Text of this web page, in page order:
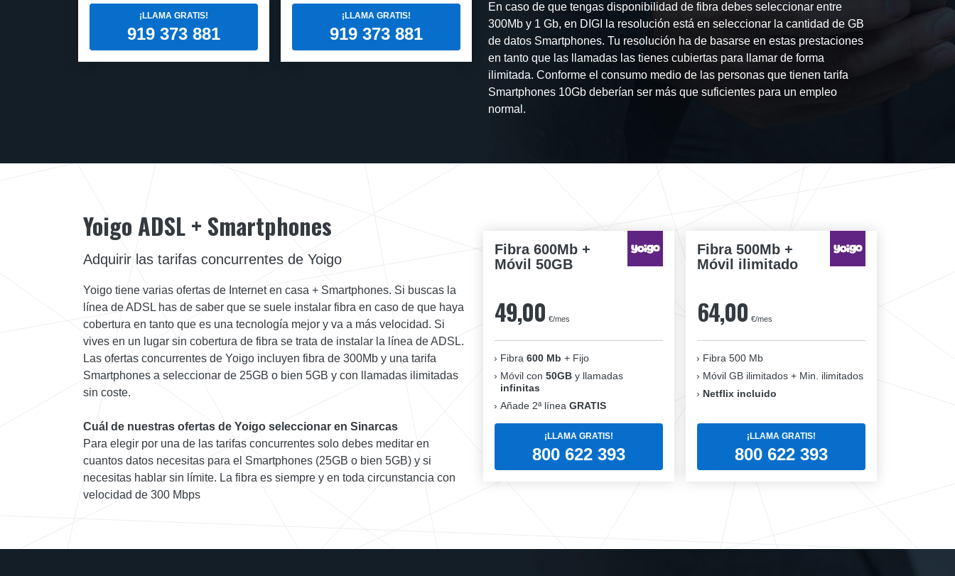
¡LLAMA GRATIS!
919 373 881
¡LLAMA GRATIS!
919 373 881
En caso de que tengas disponibilidad de fibra debes seleccionar entre
300Mb y 1 Gb, en DIGI la resolución está en seleccionar la cantidad de GB
de datos Smartphones. Tu resolución ha de basarse en estas prestaciones
en tanto que las llamadas las tienes cubiertas para llamar de forma
ilimitada. Conforme el consumo medio de las personas que tienen tarifa
Smartphones 10Gb deberían ser más que suficientes para un empleo
normal.
Fibra 600Mb +
Móvil 50GB
49,00 €/mes
Fibra 600 Mb + Fijo
Móvil con 50GB y llamadas
infinitas
Añade 2ª línea GRATIS
¡LLAMA GRATIS!
800 622 393
Fibra 500Mb +
Móvil ilimitado
64,00 €/mes
Fibra 500 Mb
Móvil GB ilimitados + Min. ilimitados
Netflix incluido
¡LLAMA GRATIS!
800 622 393
Yoigo ADSL + Smartphones
Adquirir las tarifas concurrentes de Yoigo
Yoigo tiene varias ofertas de Internet en casa + Smartphones. Si buscas la
línea de ADSL has de saber que se suele instalar fibra en caso de que haya
cobertura en tanto que es una tecnología mejor y va a más velocidad. Si
vives en un lugar sin cobertura de fibra se trata de instalar la línea de ADSL.
Las ofertas concurrentes de Yoigo incluyen fibra de 300Mb y una tarifa
Smartphones a seleccionar de 25GB o bien 5GB y con llamadas ilimitadas
sin coste.
Cuál de nuestras ofertas de Yoigo seleccionar en Sinarcas
Para elegir por una de las tarifas concurrentes solo debes meditar en
cuantos datos necesitas para el Smartphones (25GB o bien 5GB) y si
necesitas hablar sin límite. La fibra es siempre y en toda circunstancia con
velocidad de 300 Mbps